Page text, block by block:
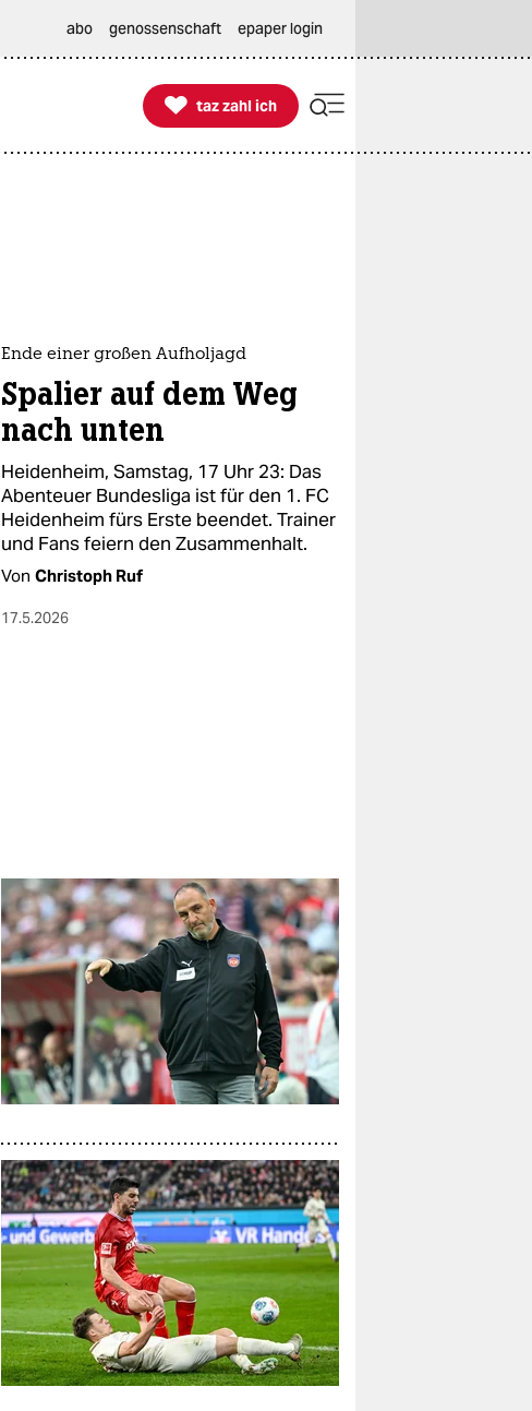
abo genossenschaft epaper login

taz zahl ich
taz zahl ich
Ende einer großen Aufholjagd
Spalier auf dem Weg
nach unten
Heidenheim, Samstag, 17 Uhr 23: Das
Abenteuer Bundesliga ist für den 1. FC
Heidenheim fürs Erste beendet. Trainer
und Fans feiern den Zusammenhalt.
Von Christoph Ruf
17.5.2026